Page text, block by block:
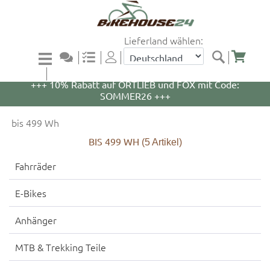
Lieferland wählen:
+++ 5% Rabatt auf WOOM Bikes und Zubehör mit
+++ 10% Rabatt auf ORTLIEB und FOX mit Code:
SOMMER26 +++
bis 499 Wh
BIS 499 WH (5Artikel)
Fahrräder
E-Bikes
Anhänger
MTB & Trekking Teile